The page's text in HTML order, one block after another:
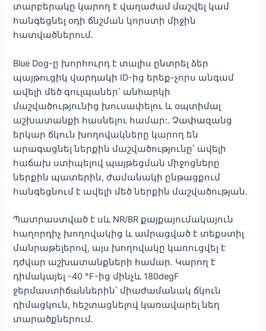
տարբերակը կարող է վաղաժամ մաշվել կամ
հանգեցնել օդի ճնշման կորստի միջին
հատվածներում.
Blue Dog-ը խորհուրդ է տալիս ընտրել ձեր
պայթուցիկ վարդակի ID-ից երեք-չորս անգամ
ավելի մեծ գուլպաներ՝ անհարկի
մաշվածությունից խուսափելու և օպտիմալ
աշխատանքի հասնելու համար:. Չափազանց
երկար ճկուն խողովակները կարող են
արագացնել ներքին մաշվածությունը՝ ավելի
հաճախ ստիպելով պայթեցման միջոցները
ներքին պատերին, ժամանակի ընթացքում
հանգեցնում է ավելի մեծ ներքին մաշվածության.
Պատրաստված է սև NR/BR քայքայումակայուն
հաղորդիչ խողովակից և ամրացված է տեքստիլ
մանրաթելերով, այս խողովակը կառուցվել է
դժվար աշխատանքների համար. Կարող է
դիմակայել -40 °F-ից մինչև 180degF
ջերմաստիճաններին՝ միաժամանակ ճկուն
դիմացկուն, հեշտացնելով կառավարել նեղ
տարածքներում.